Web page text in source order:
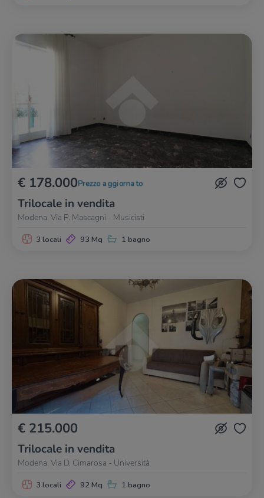
€ 178.000 Prezzo aggiornato
Trilocale in vendita
Modena, Via P. Mascagni - Musicisti
3 locali 93 Mq 1 bagno
€ 215.000
Trilocale in vendita
Modena, Via D. Cimarosa - Università
3 locali 92 Mq 1 bagno